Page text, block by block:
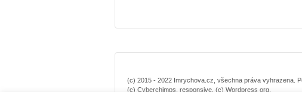
(c) 2015 - 2022 Imrychova.cz, všechna práva vyhrazena.
(c) Cyberchimps, responsive, (c) Wordpress org.